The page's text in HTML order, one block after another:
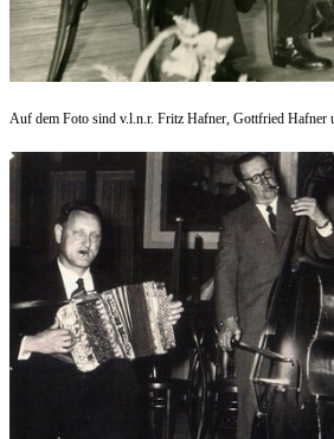
Auf dem Foto sind v.l.n.r. Fritz Hafner, Gottfried Hafner